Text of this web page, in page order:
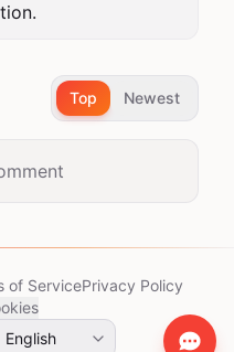
Top Newest
of ServicePrivacy Policy